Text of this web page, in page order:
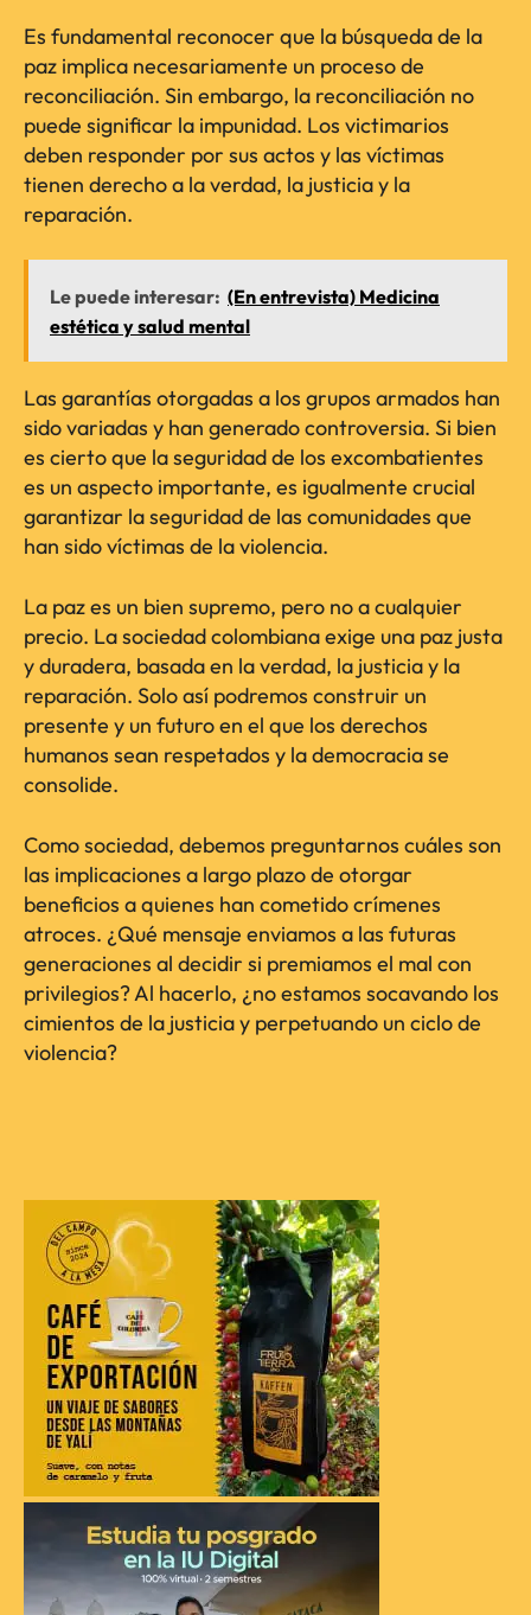
Es fundamental reconocer que la búsqueda de la
paz implica necesariamente un proceso de
reconciliación. Sin embargo, la reconciliación no
puede significar la impunidad. Los victimarios
deben responder por sus actos y las víctimas
tienen derecho a la verdad, la justicia y la
reparación.
Le puede interesar: (En entrevista) Medicina
estética y salud mental
Las garantías otorgadas a los grupos armados han
sido variadas y han generado controversia. Si bien
es cierto que la seguridad de los excombatientes
es un aspecto importante, es igualmente crucial
garantizar la seguridad de las comunidades que
han sido víctimas de la violencia.
La paz es un bien supremo, pero no a cualquier
precio. La sociedad colombiana exige una paz justa
y duradera, basada en la verdad, la justicia y la
reparación. Solo así podremos construir un
presente y un futuro en el que los derechos
humanos sean respetados y la democracia se
consolide.
Como sociedad, debemos preguntarnos cuáles son
las implicaciones a largo plazo de otorgar
beneficios a quienes han cometido crímenes
atroces. ¿Qué mensaje enviamos a las futuras
generaciones al decidir si premiamos el mal con
privilegios? Al hacerlo, ¿no estamos socavando los
cimientos de la justicia y perpetuando un ciclo de
violencia?